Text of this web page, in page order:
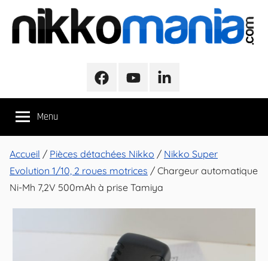
contenu
NikkoMania
Véhicules
Nikko
Evo
Pro-
FacebookYoutubeLinkedIn
Menu
Accueil / Pièces détachées Nikko / Nikko Super
Evolution 1/10, 2 roues motrices / Chargeur automatique
Ni-Mh 7,2V 500mAh à prise Tamiya